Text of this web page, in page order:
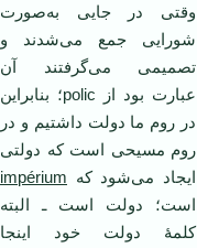
وقتی در جایی به‌صورت
شورایی جمع می‌شدند و
تصمیمی می‌گرفتند آن
عبارت بود از polic؛ بنابراین
در روم ما دولت داشتیم و در
روم مسیحی است که دولتی
ایجاد می‌شود که impérium
است؛ دولت است ـ البته
کلمۀ دولت خود اینجا